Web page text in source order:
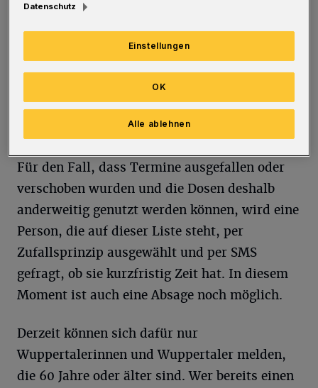
sollte kurzfristig eine Corona-Impfung
möglich sein, weil Impfstoff zur Verfügung
steht. Ü 60 ist dafür unbedingte
Voraussetzung!“, heißt es. „Impfbrücke“
nennt sich eine Liste für Menschen, die bereit
Für den Fall, dass Termine ausgefallen oder
verschoben wurden und die Dosen deshalb
anderweitig genutzt werden können, wird eine
Person, die auf dieser Liste steht, per
Zufallsprinzip ausgewählt und per SMS
gefragt, ob sie kurzfristig Zeit hat. In diesem
Moment ist auch eine Absage noch möglich.
Derzeit können sich dafür nur
Wuppertalerinnen und Wuppertaler melden,
die 60 Jahre oder älter sind. Wer bereits einen
Datenschutz
Einstellungen
Alle ablehnen
OK